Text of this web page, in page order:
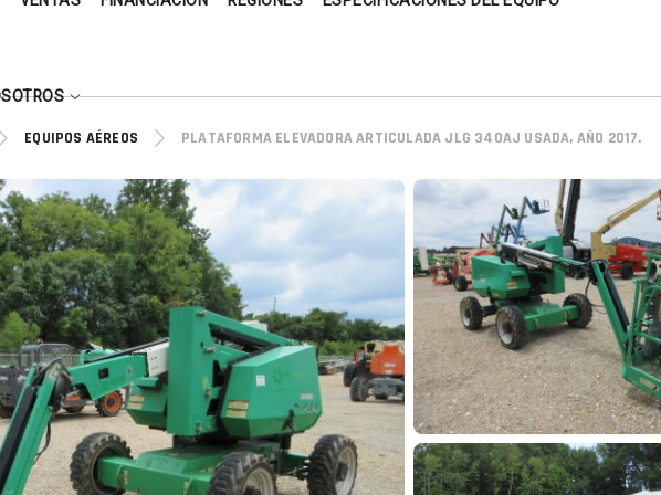
EQUIPOS AÉREOS PLATAFORMA ELEVADORA ARTICULADA JLG 340AJ USADA, AÑO 2017.